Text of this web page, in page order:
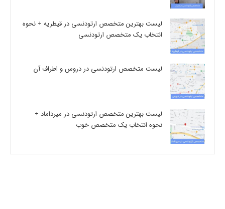
لیست بهترین متخصص ارتودنسی در قیطریه + نحوه
انتخاب یک متخصص ارتودنسی
لیست متخصص ارتودنسی در دروس و اطراف آن
لیست بهترین متخصص ارتودنسی در میرداماد +
نحوه انتخاب یک متخصص خوب